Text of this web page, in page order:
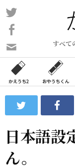
コ
ン
ン
ツ
ス
ッ
すべて
い
合
わ
フ
ォ
ム
かえうち2 おやうちくん
日本語設
ん。